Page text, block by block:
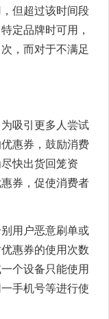
但超过该时间段
定品牌时可用，
，而对于不满足
吸引更多人尝试
惠券，鼓励消费
快出货回笼资
券，促使消费者
用户恶意刷单或
惠券的使用次数
个设备只能使用
手机号等进行使